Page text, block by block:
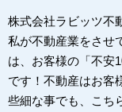
株式会社ラビッツ不
私が不動産業をさせ
は、お客様の「不安
です！不動産はお客
些細な事でも、こち